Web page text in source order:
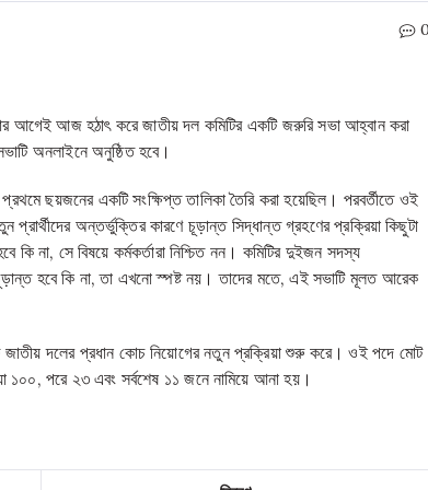
আগেই আজ হঠাৎ করে জাতীয় দল কমিটির একটি জরুরি সভা আহ্বান করা
অনলাইনে অনুষ্ঠিত হবে।
ছয়জনের একটি সংক্ষিপ্ত তালিকা তৈরি করা হয়েছিল। পরবর্তীতে ওই
অন্তর্ভুক্তির কারণে চূড়ান্ত সিদ্ধান্ত গ্রহণের প্রক্রিয়া কিছুটা
না, সে বিষয়ে কর্মকর্তারা নিশ্চিত নন। কমিটির দুইজন সদস্য
হবে কি না, তা এখনো স্পষ্ট নয়। তাদের মতে, এই সভাটি মূলত আরেক
জাতীয় দলের প্রধান কোচ নিয়োগের নতুন প্রক্রিয়া শুরু করে। ওই পদে মোট
১০০, পরে ২৩ এবং সর্বশেষ ১১ জনে নামিয়ে আনা হয়।